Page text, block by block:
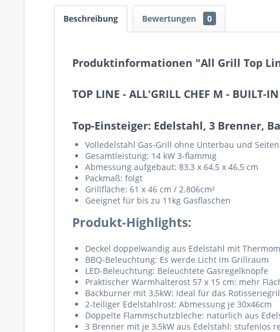
Beschreibung Bewertungen 0
Produktinformationen "All Grill Top
TOP LINE - ALL'GRILL CHEF M - BUILT-
Top-Einsteiger: Edelstahl, 3 Brenner,
Volledelstahl Gas-Grill ohne Unterbau und
Gesamtleistung: 14 kW 3-flammig
Abmessung aufgebaut: 83,3 x 64,5 x 46,5 cm
Packmaß: folgt
Grillfläche: 61 x 46 cm / 2.806cm²
Geeignet für bis zu 11kg Gasflaschen
Produkt-Highlights:
Deckel doppelwandig aus Edelstahl mit
BBQ-Beleuchtung: Es werde Licht im Grillraum
LED-Beleuchtung: Beleuchtete Gasregelknöpfe
Praktischer Warmhalterost 57 x 15 cm: mehr
Backburner mit 3,5kW: Ideal für das
2-teiliger Edelstahlrost: Abmessung je 30x46cm
Doppelte Flammschutzbleche: natürlich aus
3 Brenner mit je 3,5kW aus Edelstahl: stufenlos